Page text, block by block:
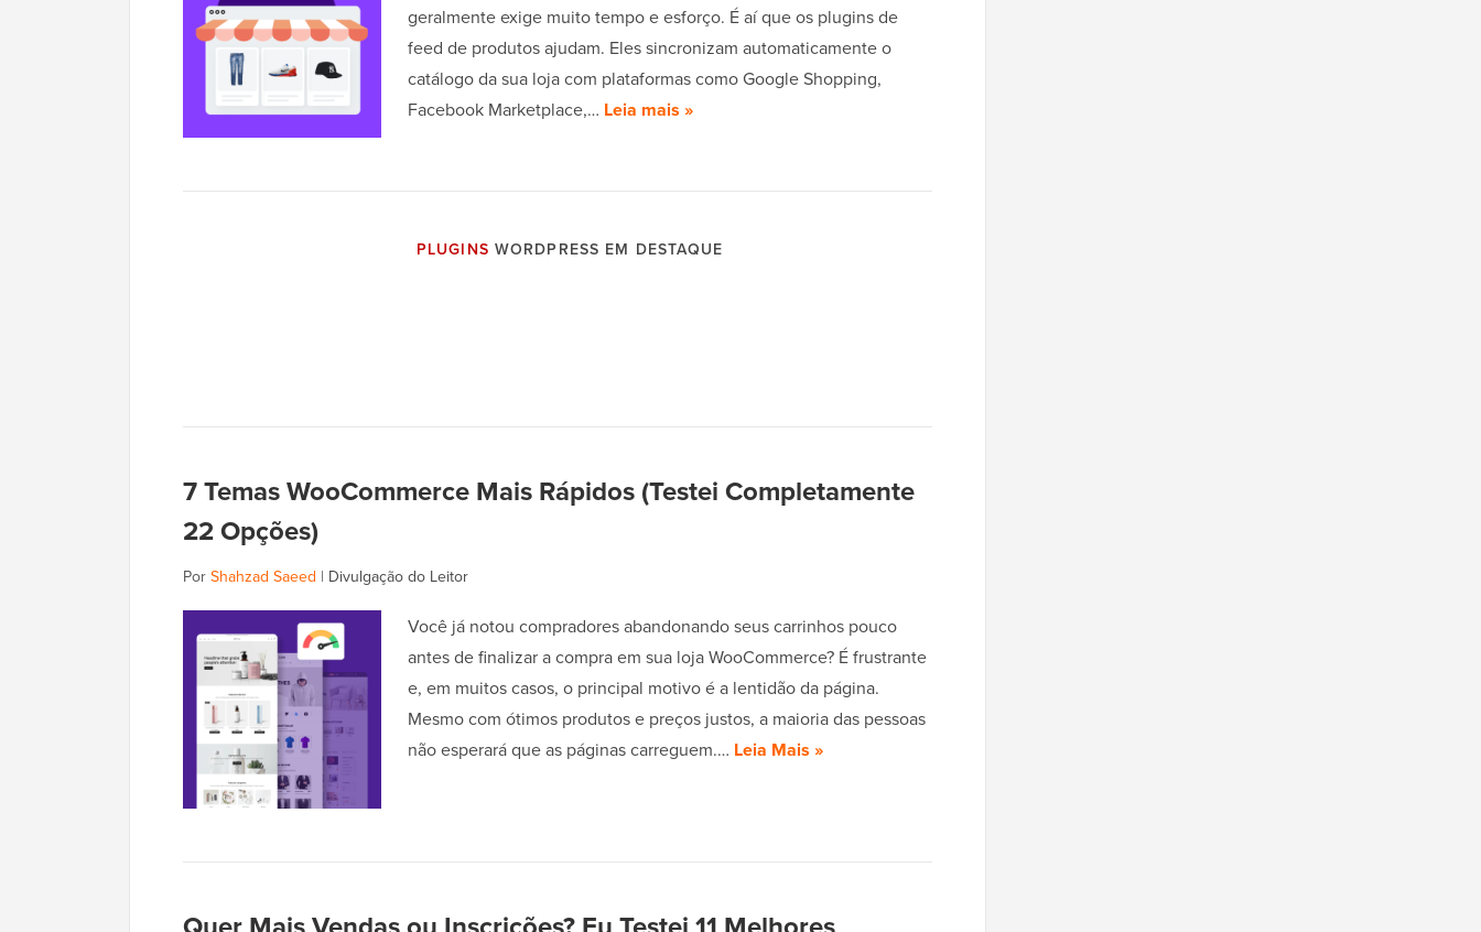
geralmente exige muito tempo e esforço. É aí que os plugins de
feed de produtos ajudam. Eles sincronizam automaticamente o
catálogo da sua loja com plataformas como Google Shopping,
Facebook Marketplace,… Leia mais »
PLUGINS WORDPRESS EM DESTAQUE
7 Temas WooCommerce Mais Rápidos (Testei Completamente
22 Opções)
Por Shahzad Saeed | Divulgação do Leitor
Você já notou compradores abandonando seus carrinhos pouco
antes de finalizar a compra em sua loja WooCommerce? É frustrante
e, em muitos casos, o principal motivo é a lentidão da página.
Mesmo com ótimos produtos e preços justos, a maioria das pessoas
não esperará que as páginas carreguem.… Leia Mais »